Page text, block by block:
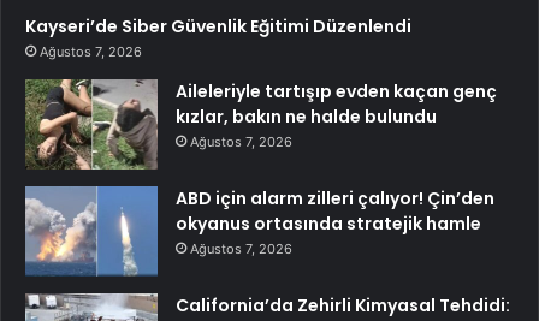
Kayseri’de Siber Güvenlik Eğitimi Düzenlendi
Ağustos 7, 2026
Aileleriyle tartışıp evden kaçan genç
kızlar, bakın ne halde bulundu
Ağustos 7, 2026
ABD için alarm zilleri çalıyor! Çin’den
okyanus ortasında stratejik hamle
Ağustos 7, 2026
California’da Zehirli Kimyasal Tehdidi: